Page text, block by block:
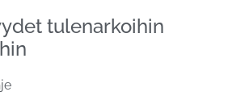
tulenarkoihin